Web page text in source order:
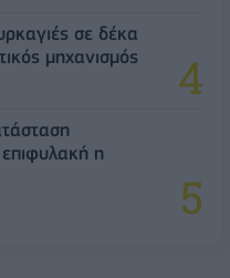
σε δέκα
μηχανισμός
η